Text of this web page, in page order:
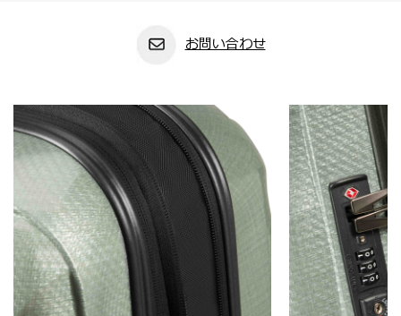
お問い合わせ